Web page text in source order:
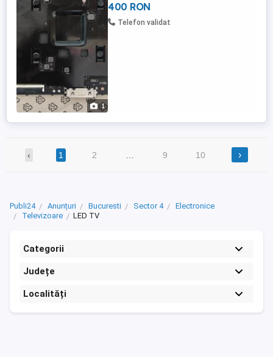
1
400 RON
Telefon validat
‹ 1 2 9 10 ›
Publi24 Anunțuri Bucuresti Sector 4
Electronice
Televizoare
LED TV
Categorii
Județe
Localități